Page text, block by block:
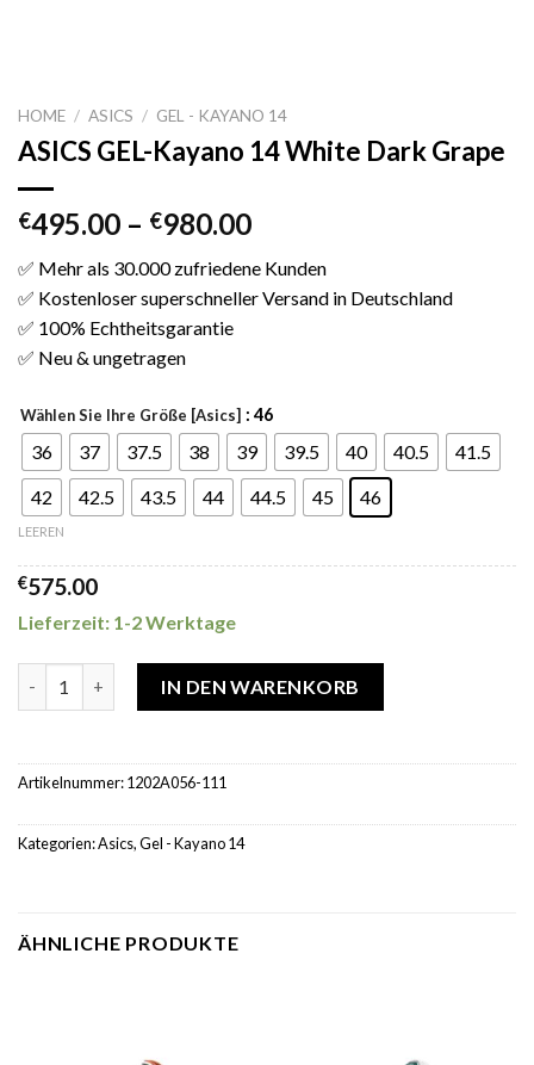
HOME / ASICS / GEL - KAYANO 14
ASICS GEL-Kayano 14 White Dark Grape
€495.00 – €980.00
✅ Mehr als 30.000 zufriedene Kunden
✅ Kostenloser superschneller Versand in Deutschland
✅ 100% Echtheitsgarantie
✅ Neu & ungetragen
Wählen Sie Ihre Größe [Asics] : 46
36 37 37.5 38 39 39.5 40 40.5
41.5
42
42.5 43.5 44 44.5 45 46
LEEREN
€575.00
Lieferzeit: 1-2 Werktage
IN DEN WARENKORB
Artikelnummer:1202A056-111
Kategorien:Asics,Gel - Kayano 14
ÄHNLICHE PRODUKTE